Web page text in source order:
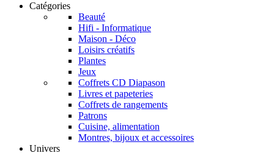
Catégories
Beauté
Hifi - Informatique
Maison - Déco
Loisirs créatifs
Plantes
Jeux
Coffrets CD Diapason
Livres et papeteries
Coffrets de rangements
Patrons
Cuisine, alimentation
Montres, bijoux et accessoires
Univers